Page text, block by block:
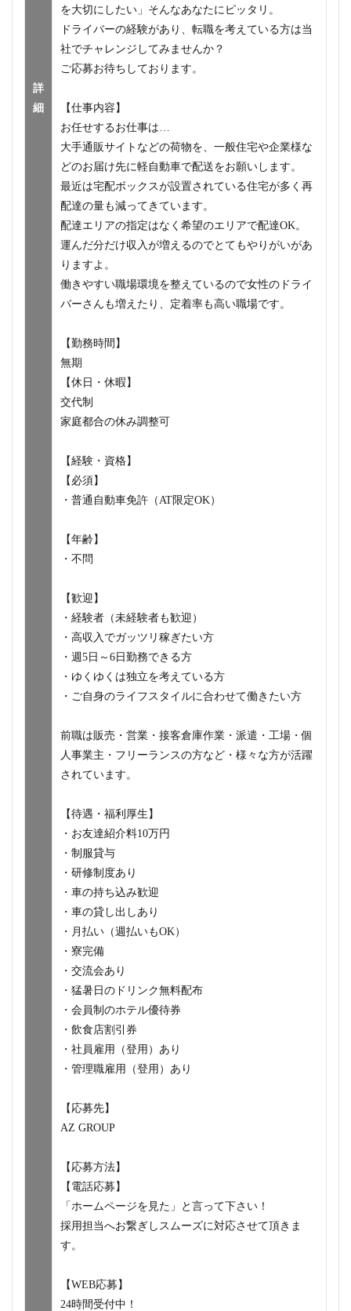
詳
細
を大切にしたい」そんなあなたにピッタリ。
ドライバーの経験があり、転職を考えている方は当
社でチャレンジしてみませんか？
ご応募お待ちしております。
【仕事内容】
お任せするお仕事は…
大手通販サイトなどの荷物を、一般住宅や企業様な
どのお届け先に軽自動車で配送をお願いします。
最近は宅配ボックスが設置されている住宅が多く再
配達の量も減ってきています。
配達エリアの指定はなく希望のエリアで配達OK。
運んだ分だけ収入が増えるのでとてもやりがいがあ
りますよ。
働きやすい職場環境を整えているので女性のドライ
バーさんも増えたり、定着率も高い職場です。
【勤務時間】
無期
【休日・休暇】
交代制
家庭都合の休み調整可
【経験・資格】
【必須】
・普通自動車免許（AT限定OK）
【年齢】
・不問
【歓迎】
・経験者（未経験者も歓迎）
・高収入でガッツリ稼ぎたい方
・週5日～6日勤務できる方
・ゆくゆくは独立を考えている方
・ご自身のライフスタイルに合わせて働きたい方
前職は販売・営業・接客倉庫作業・派遣・工場・個
人事業主・フリーランスの方など・様々な方が活躍
されています。
【待遇・福利厚生】
・お友達紹介料10万円
・制服貸与
・研修制度あり
・車の持ち込み歓迎
・車の貸し出しあり
・月払い（週払いもOK）
・寮完備
・交流会あり
・猛暑日のドリンク無料配布
・会員制のホテル優待券
・飲食店割引券
・社員雇用（登用）あり
・管理職雇用（登用）あり
【応募先】
AZ GROUP
【応募方法】
【電話応募】
「ホームページを見た」と言って下さい！
採用担当へお繋ぎしスムーズに対応させて頂きま
す。
【WEB応募】
24時間受付中！